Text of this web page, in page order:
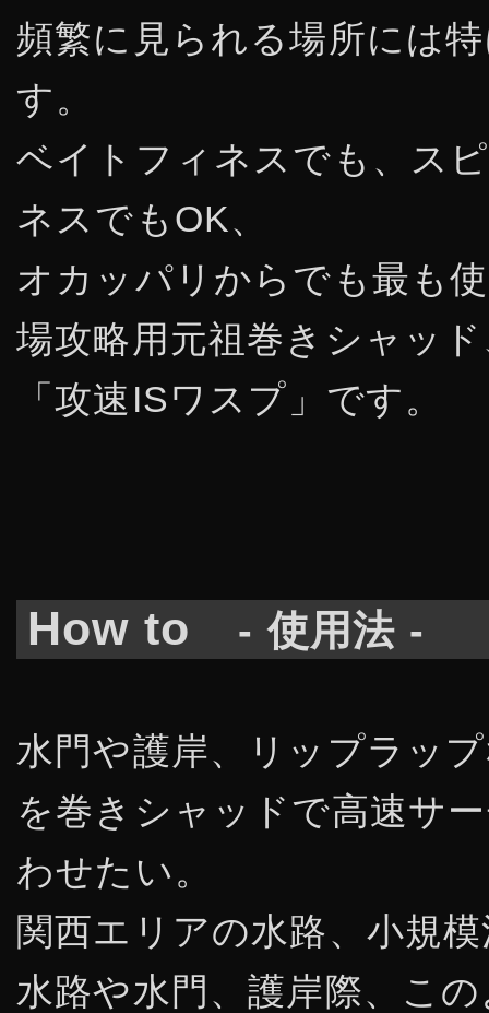
頻繁に見られる場所には
す。
ベイトフィネスでも、ス
ネスでもOK、
オカッパリからでも最も
場攻略用元祖巻きシャッ
「攻速ISワスプ」です。
How to - 使用法 -
水門や護岸、リップラッ
を巻きシャッドで高速サ
わせたい。
関西エリアの水路、小規
水路や水門、護岸際、こ